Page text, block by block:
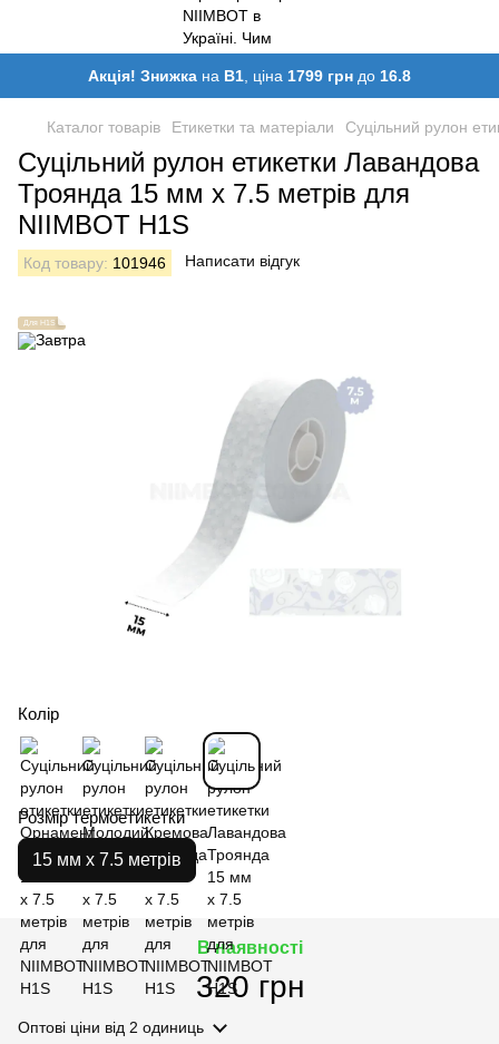
Акція! Знижка на B1 , ціна 1799 грн до 16.8
Каталог товарів Етикетки та матеріали Суцільний рулон
Суцільний рулон етикетки Лавандова
Троянда 15 мм х 7.5 метрів для
NIIMBOT H1S
Код товару: 101946 Написати відгук
Для H1S
Колір
Розмір термоетикетки
15 мм х 7.5 метрів
В наявності
320 грн
Оптові ціни від 2 одиниць